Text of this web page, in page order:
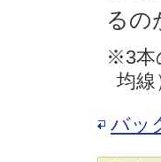
るの
※3本
均
バッ